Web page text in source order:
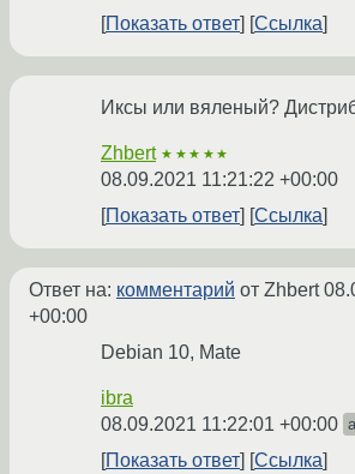
Показать ответ Ссылка
Иксы или вяленый?
Zhbert ★★★★★
08.09.2021 11:21:22 +00:00
Показать ответ
Ссылка
Ответ на: комментарий от Zhbert
+00:00
Debian 10, Mate
ibra
08.09.2021 11:22:01 +00:00
Показать ответ Ссылка